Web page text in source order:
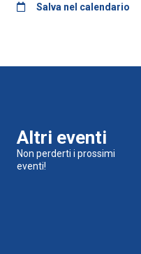
Salva nel calendario
Altri eventi
Non perderti i prossimi
eventi!